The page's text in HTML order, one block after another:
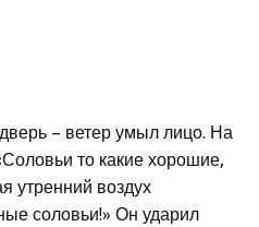
– ветер умыл лицо. На
то какие хорошие,
утренний воздух
соловьи!» Он ударил